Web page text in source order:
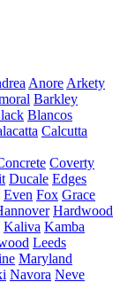
Anore Arkety
Barkley
Blancos
Calcutta
Coverty
Ducale Edges
Even Fox Grace
Hardwood
Kaliva Kamba
Leeds
Maryland
Navora Neve